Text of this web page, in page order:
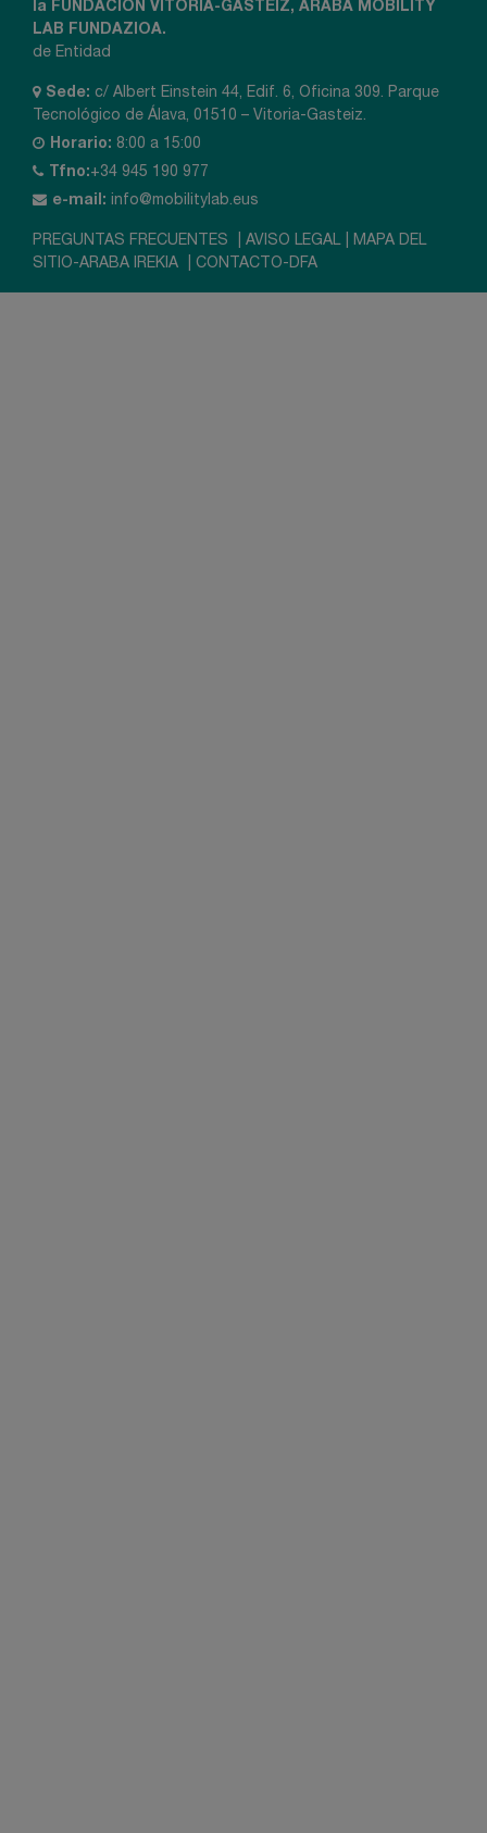
la FUNDACIÓN VITORIA-GASTEIZ, ARABA MOBILITY
LAB FUNDAZIOA.
de Entidad
Sede: c/ Albert Einstein 44, Edif. 6, Oficina 309. Parque
Tecnológico de Álava, 01510 – Vitoria-Gasteiz.
Horario: 8:00 a 15:00
Tfno:+34 945 190 977
e-mail: info@mobilitylab.eus
PREGUNTAS FRECUENTES AVISO LEGAL
MAPA DEL
SITIO-ARABA IREKIA
CONTACTO-DFA